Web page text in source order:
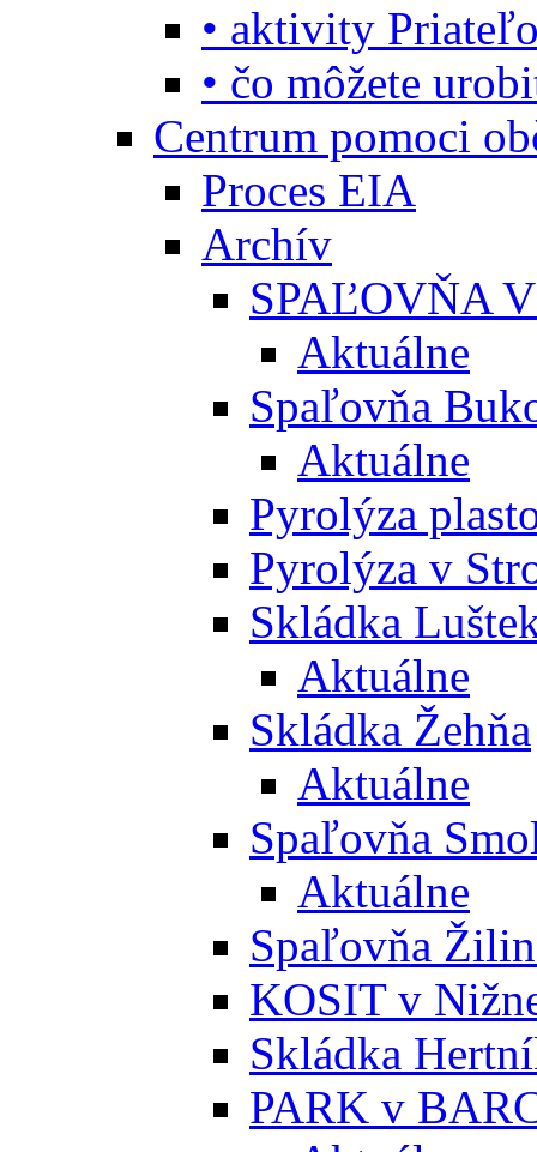
• aktivity
• čo môžete
Centrum pomoci
Proces EIA
Archív
SPAĽOVŇA
Aktuálne
Spaľovňa
Aktuálne
Pyrolýza
Pyrolýza v
Skládka
Aktuálne
Skládka Žehňa
Aktuálne
Spaľovňa
Aktuálne
Spaľovňa
KOSIT v
Skládka
PARK v